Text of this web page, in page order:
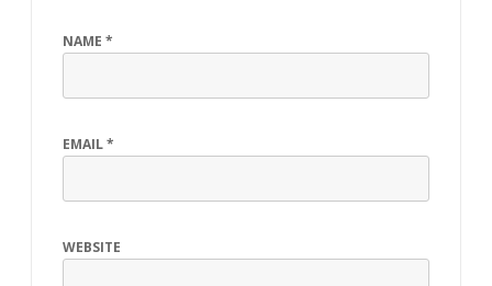
NAME *
EMAIL*
WEBSITE